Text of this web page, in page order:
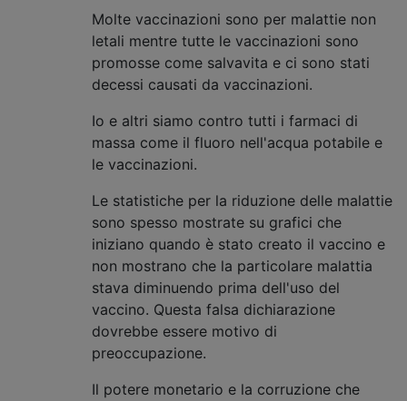
Molte vaccinazioni sono per malattie non
letali mentre tutte le vaccinazioni sono
promosse come salvavita e ci sono stati
decessi causati da vaccinazioni.
Io e altri siamo contro tutti i farmaci di
massa come il fluoro nell'acqua potabile e
le vaccinazioni.
Le statistiche per la riduzione delle malattie
sono spesso mostrate su grafici che
iniziano quando è stato creato il vaccino e
non mostrano che la particolare malattia
stava diminuendo prima dell'uso del
vaccino. Questa falsa dichiarazione
dovrebbe essere motivo di
preoccupazione.
Il potere monetario e la corruzione che